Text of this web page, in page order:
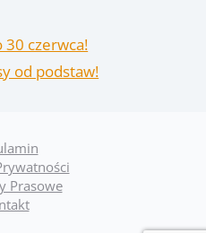
30 czerwca!
od podstaw!
Prasowe